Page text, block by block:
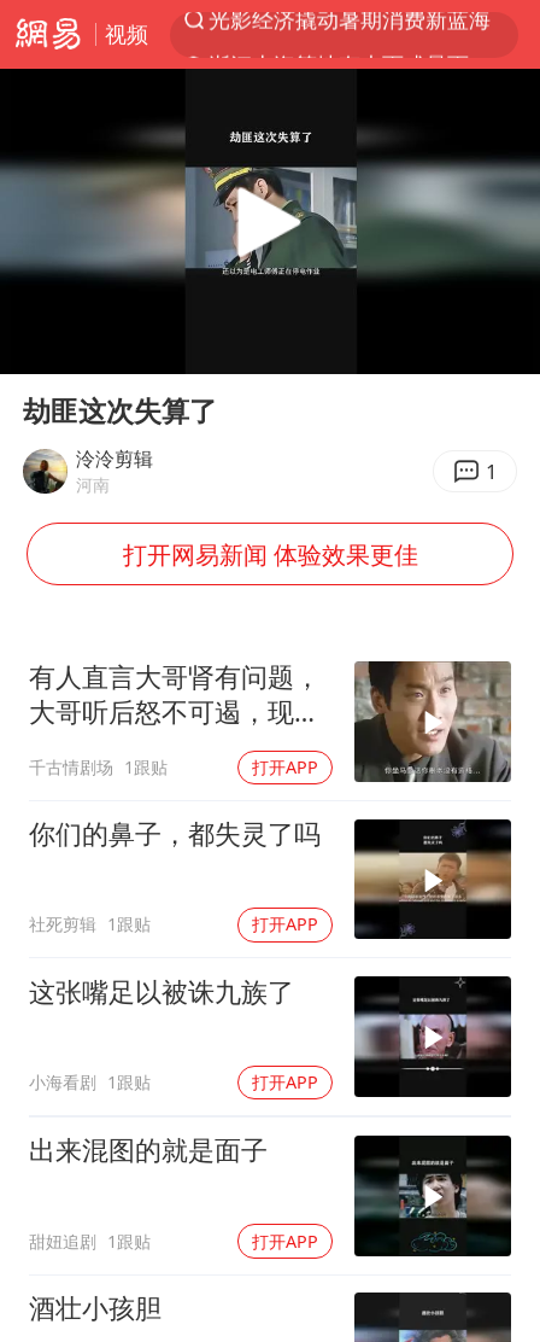
视频
浙江上海等地有大雨或暴雨
“新疆的交警怎么个个像我妈”
情侣平潭拍日出坠崖1死1伤
上四休三，但降薪1000元，你接受吗？
白海豚将正面袭击贯穿浙江
几元成本的AI广告导致千万市值蒸发
茅台部分直营店飞天茅台提价
商场现钱学森巨幅海报 负责人回应
杭州全市有序停课
乐享全民健身 共筑健康中国
Play
劫匪这次失算了
泠泠剪辑
河南 1
打开网易新闻 体验效果更佳
有人直言大哥肾有问题，
大哥听后怒不可遏，现场
千古情剧场 1跟贴 打开APP
你们的鼻子，都失灵了吗
社死剪辑 1跟贴 打开APP
这张嘴足以被诛九族了
小海看剧 1跟贴 打开APP
出来混图的就是面子
甜妞追剧 1跟贴 打开APP
酒壮小孩胆